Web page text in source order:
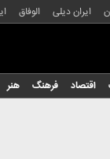
ایران دیلی الوفاق
اقتصاد فرهنگ هنر